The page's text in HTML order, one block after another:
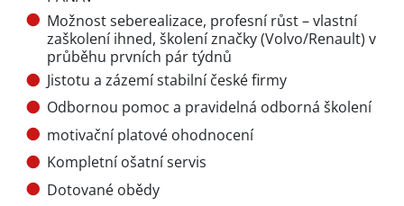
Možnost seberealizace, profesní růst – vlastní
zaškolení ihned, školení značky (Volvo/Renault) v
průběhu prvních pár týdnů
Jistotu a zázemí stabilní české firmy
Odbornou pomoc a pravidelná odborná školení
motivační platové ohodnocení
Kompletní ošatní servis
Dotované obědy